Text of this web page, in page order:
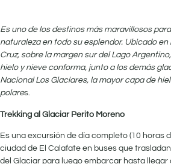
Es uno de los destinos más maravillosos
naturaleza en todo su esplendor. Ubicado
Cruz, sobre la margen sur del Lago
hielo y nieve conforma, junto a los demás
Nacional Los Glaciares, la mayor capa de
polares.
Trekking al Glaciar Perito Moreno
Es una excursión de día completo (10 horas
ciudad de El Calafate en buses que
del Glaciar para luego embarcar hasta llegar